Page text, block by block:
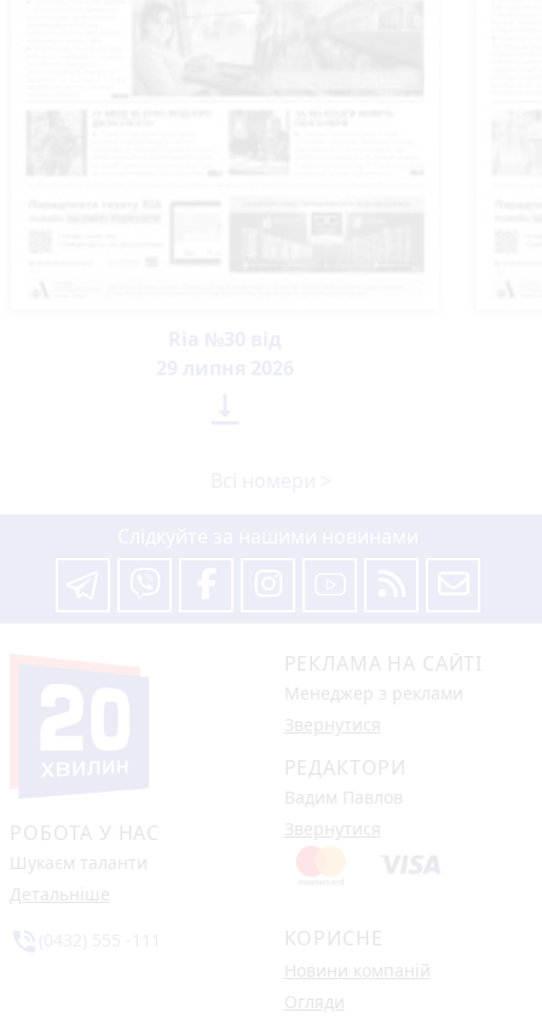
РОБОТА У НАС
Шукаєм таланти
Детальніше
РЕКЛАМА НА САЙТІ
Менеджер з реклами
Звернутися
РЕДАКТОРИ
Вадим Павлов
Звернутися
КОРИСНЕ
Новини компаній
Огляди